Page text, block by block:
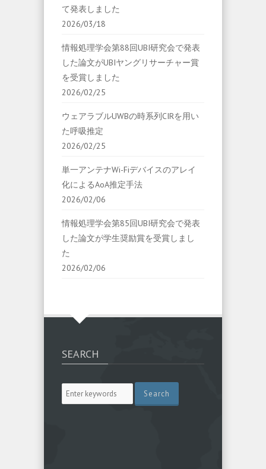
て発表しました
2026/03/18
情報処理学会第88回UBI研究会で発表
した論文がUBIヤングリサーチャー賞
を受賞しました
2026/02/25
ウェアラブルUWBの時系列CIRを用い
た呼吸推定
2026/02/25
単一アンテナWi-Fiデバイスのアレイ
化によるAoA推定手法
2026/02/06
情報処理学会第85回UBI研究会で発表
した論文が学生奨励賞を受賞しまし
た
2026/02/06
SEARCH